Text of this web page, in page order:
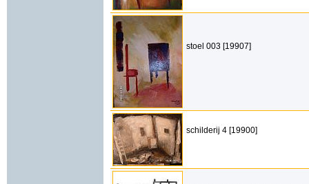
stoel 003 [19907]
schilderij 4 [19900]